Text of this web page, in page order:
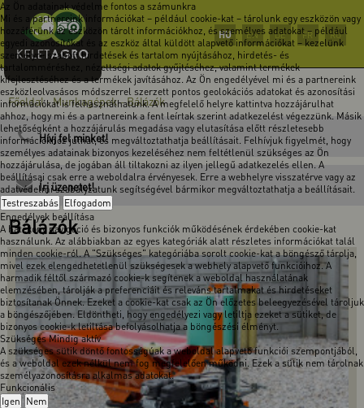
Az Ön adatainak védelme fontos a számunkra
Mi és a partnereink információkat – például cookie-kat – tárolunk egy eszközön vagy
hozzáférünk az eszközön tárolt információkhoz, és személyes adatokat – például
egyedi azonosítókat és az eszköz által küldött alapvető információkat – kezelünk
személyre szabott hirdetések és tartalom nyújtásához, hirdetés- és
tartalomméréshez, nézettségi adatok gyűjtéséhez, valamint termékek
kifejlesztéséhez és a termékek javításához. Az Ön engedélyével mi és a partnereink
eszközleolvasásos módszerrel szerzett pontos geolokációs adatokat és azonosítási
információkat is felhasználhatunk. A megfelelő helyre kattintva hozzájárulhat
ahhoz, hogy mi és a partnereink a fent leírtak szerint adatkezelést végezzünk. Másik
lehetőségként a hozzájárulás megadása vagy elutasítása előtt részletesebb
információkhoz juthat, és megváltoztathatja beállításait. Felhívjuk figyelmét, hogy
személyes adatainak bizonyos kezeléséhez nem feltétlenül szükséges az Ön
hozzájárulása, de jogában áll tiltakozni az ilyen jellegű adatkezelés ellen. A
beállításai csak erre a weboldalra érvényesek. Erre a webhelyre visszatérve vagy az
adatvédelmi szabályzatunk segítségével bármikor megváltoztathatja a beállításait.
Testreszabás Elfogadom
Engedélyek beállítása
A hatékony navigáció és bizonyos funkciók működésének érdekében cookie-kat
használunk. Az alábbiakban az egyes kategóriák alatt részletes információkat talál
minden cookie-ról. A "Szükséges" kategóriába sorolt cookie-kat a böngésző tárolja,
mivel ezek elengedhetetlenül szükségesek a webhely alapvető funkcióihoz. A
harmadik féltől származó cookie-k segítenek a weboldal használatának
elemzésében, tárolják a preferenciáit és releváns tartalmakat és hirdetéseket
biztosítanak Önnek. Ezeket a cookie-kat csak az Ön előzetes beleegyezésével tároljuk
a böngészőjében. Eldöntheti, hogy engedélyezi vagy letiltja ezeket a sütiket, de
bizonyos cookie-k letiltása befolyásolhatja a böngészési élményt.
Szükséges Mindig aktív
A szükséges sütik döntő fontosságúak a weboldal alapvető funkciói szempontjából,
és a weboldal ezek nélkül nem fog megfelelően működni. Ezek a sütik nem tárolnak
személyazonosításra alkalmas adatokat.
Funkcionális
Igen Nem
HU EN DE FR RO
Főoldal-Munkagépek-Bálázók
Hívj fel minket!
Írj üzenetet!
Bálázók